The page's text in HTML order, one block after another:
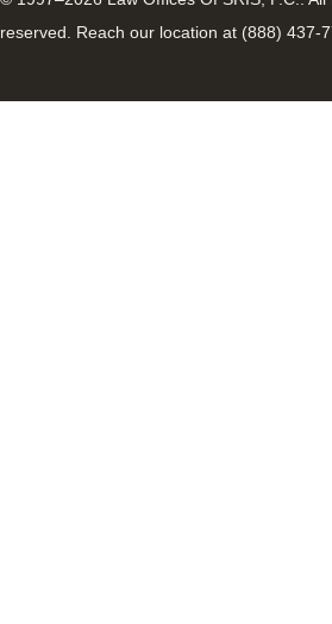
reserved. Reach our location at (888) 437-